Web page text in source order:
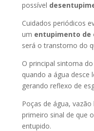
possível
Cuidados periódicos
um entupimento de
será o transtorno do
O principal sintoma do
quando a água desce
gerando reflexo de
Poças de água,
primeiro sinal de que
entupido.